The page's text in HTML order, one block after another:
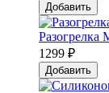
Добавить
1299 ₽
Добавить